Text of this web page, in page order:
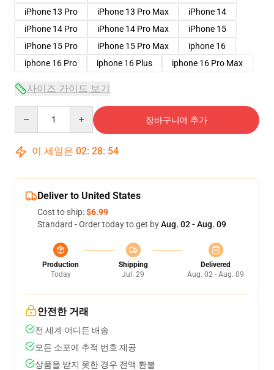
iPhone 13 Pro
iPhone 13 Pro Max
iPhone 14
iPhone 14 Pro
iPhone 14 Pro Max
iPhone 15
iPhone 15 Pro
iPhone 15 Pro Max
iphone 16
iphone 16 Pro
iphone 16 Plus iphone 16 Pro Max
사이즈 가이드 보기
장바구니에 추가
이 세일은 02: 28: 54
Deliver to United States
Cost to ship:$6.99
Standard - Order today to get byAug. 02 - Aug. 09
Production
Today
Shipping
Jul. 29
Delivered
Aug. 02 - Aug. 09
안전한 거래
전 세계 어디든 배송
모든 소포에 추적 번호 제공
상품을 받지 못한 경우 전액 환불